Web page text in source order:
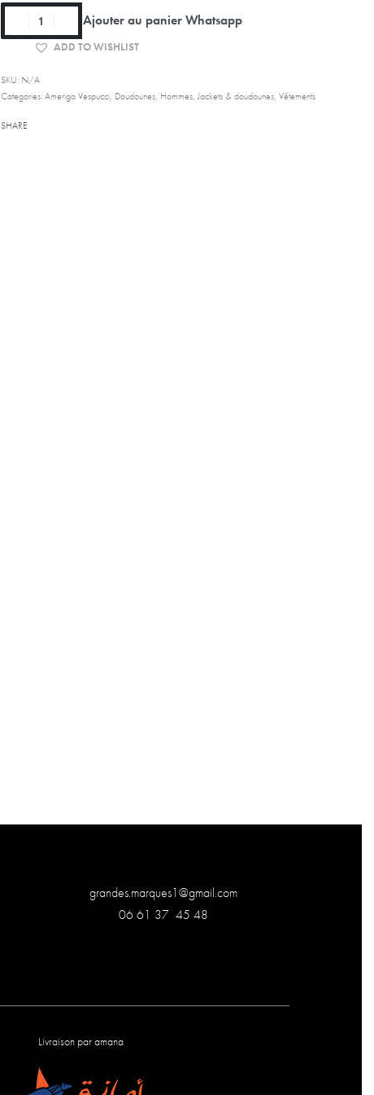
Ajouter au panier Whatsapp
ADD TO WISHLIST
SKU: N/A
Categories:Amerigo Vespucci, Doudounes, Hommes,Jackets & doudounes, Vêtements
SHARE
grandes.marques1@gmail.com
06 61 37 45 48
Livraison par amana